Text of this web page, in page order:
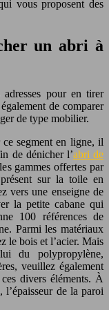
vous proposent des
un abri à
pour en tirer
de comparer
de type mobilier.
segment en ligne, il
de dénicher l’abri de
gammes offertes par
sur la toile en
vers une enseigne de
la petite cabane qui
100 références de
Parmi les matériaux
le bois et l’acier. Mais
du polypropylène,
veuillez également
divers éléments. À
de la paroi